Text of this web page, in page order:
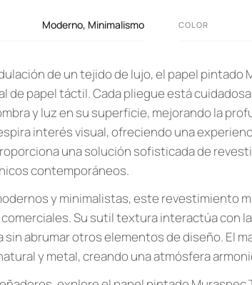
Moderno, Minimalismo COLOR
de un tejido de lujo, el papel pintado
de papel táctil. Cada pliegue está
y luz en su superficie, mejorando la
interés visual, ofreciendo una
una solución sofisticada de
contemporáneos.
y minimalistas, este revestimiento
Su sutil textura interactúa con
abrumar otros elementos de diseño. El
y metal, creando una atmósfera